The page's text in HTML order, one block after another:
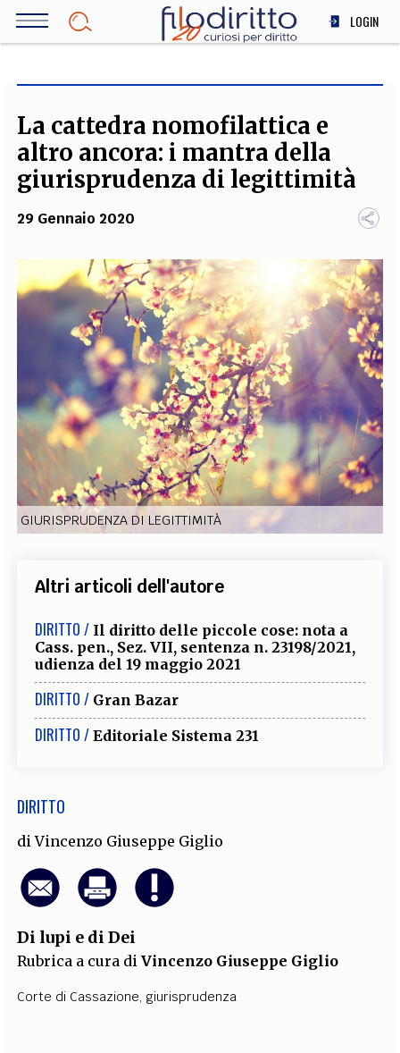
Salta
LOGIN
SOCIETÀ
MEDICINA
SCIENZA
STORIA E FILOSOFIA
TEAM
REDAZIONE COMITATO SCIENTIFICO AUTORI
CURATORI
FOTOGRAFI PARTNER COLLABORA CON NOI
EXTRA
CODICI RUBRICHE LIBRI PROCEEDINGS PUBBLICITÀ CONTATTI
SOCIAL MEDIA
La cattedra nomofilattica e
altro ancora: i mantra della
giurisprudenza di legittimità
29 Gennaio 2020
GIURISPRUDENZA DI LEGITTIMITÀ
Altri articoli dell'autore
DIRITTO / Il diritto delle piccole cose: nota a
Cass. pen., Sez. VII, sentenza n. 23198/2021,
udienza del 19 maggio 2021
DIRITTO / Gran Bazar
DIRITTO / Editoriale Sistema 231
DIRITTO
diVincenzo Giuseppe Giglio
Di lupi e di Dei
Rubrica a cura diVincenzo Giuseppe Giglio
Corte di Cassazione, giurisprudenza